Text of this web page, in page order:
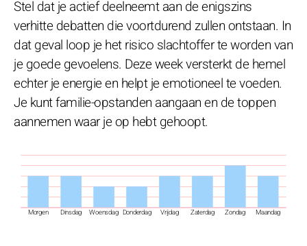
Morgen Dinsdag Woensdag Donderdag Vrijdag Zaterdag Zondag Maandag
Stel dat je actief deelneemt aan de enigszins
verhitte debatten die voortdurend zullen ontstaan. In
dat geval loop je het risico slachtoffer te worden van
je goede gevoelens. Deze week versterkt de hemel
echter je energie en helpt je emotioneel te voeden.
Je kunt familie-opstanden aangaan en de toppen
aannemen waar je op hebt gehoopt.